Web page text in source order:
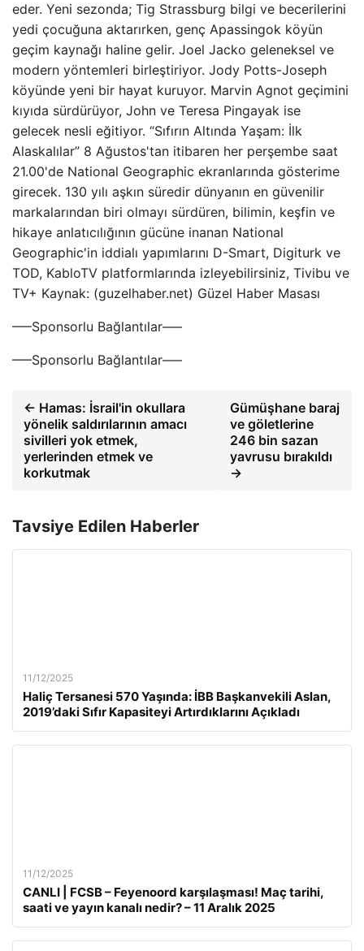
eder. Yeni sezonda; Tig Strassburg bilgi ve becerilerini
yedi çocuğuna aktarırken, genç Apassingok köyün
geçim kaynağı haline gelir. Joel Jacko geleneksel ve
modern yöntemleri birleştiriyor. Jody Potts-Joseph
köyünde yeni bir hayat kuruyor. Marvin Agnot geçimini
kıyıda sürdürüyor, John ve Teresa Pingayak ise
gelecek nesli eğitiyor. “Sıfırın Altında Yaşam: İlk
Alaskalılar” 8 Ağustos'tan itibaren her perşembe saat
21.00'de National Geographic ekranlarında gösterime
girecek. 130 yılı aşkın süredir dünyanın en güvenilir
markalarından biri olmayı sürdüren, bilimin, keşfin ve
hikaye anlatıcılığının gücüne inanan National
Geographic'in iddialı yapımlarını D-Smart, Digiturk ve
TOD, KabloTV platformlarında izleyebilirsiniz, Tivibu ve
TV+ Kaynak: (guzelhaber.net) Güzel Haber Masası
—–Sponsorlu Bağlantılar—–
—–Sponsorlu Bağlantılar—–
← Hamas: İsrail'in okullara
yönelik saldırılarının amacı
sivilleri yok etmek,
yerlerinden etmek ve
korkutmak
Gümüşhane baraj
ve göletlerine
246 bin sazan
yavrusu bırakıldı
→
Tavsiye Edilen Haberler
11/12/2025
Haliç Tersanesi 570 Yaşında: İBB Başkanvekili Aslan,
2019’daki Sıfır Kapasiteyi Artırdıklarını Açıkladı
11/12/2025
CANLI | FCSB – Feyenoord karşılaşması! Maç tarihi,
saati ve yayın kanalı nedir? – 11 Aralık 2025